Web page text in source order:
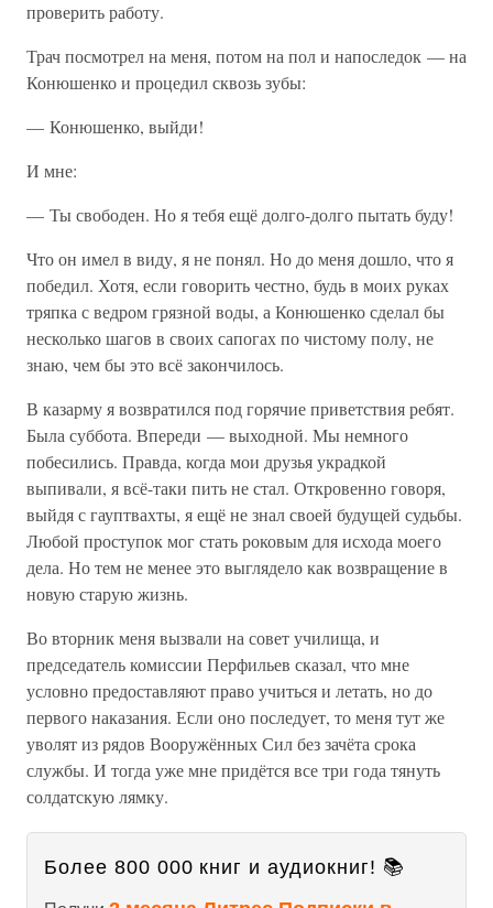
проверить работу.
Трач посмотрел на меня, потом на пол и напоследок — на
Конюшенко и процедил сквозь зубы:
— Конюшенко, выйди!
И мне:
— Ты свободен. Но я тебя ещё долго-долго пытать буду!
Что он имел в виду, я не понял. Но до меня дошло, что я
победил. Хотя, если говорить честно, будь в моих руках
тряпка с ведром грязной воды, а Конюшенко сделал бы
несколько шагов в своих сапогах по чистому полу, не
знаю, чем бы это всё закончилось.
В казарму я возвратился под горячие приветствия ребят.
Была суббота. Впереди — выходной. Мы немного
побесились. Правда, когда мои друзья украдкой
выпивали, я всё-таки пить не стал. Откровенно говоря,
выйдя с гауптвахты, я ещё не знал своей будущей судьбы.
Любой проступок мог стать роковым для исхода моего
дела. Но тем не менее это выглядело как возвращение в
новую старую жизнь.
Во вторник меня вызвали на совет училища, и
председатель комиссии Перфильев сказал, что мне
условно предоставляют право учиться и летать, но до
первого наказания. Если оно последует, то меня тут же
уволят из рядов Вооружённых Сил без зачёта срока
службы. И тогда уже мне придётся все три года тянуть
солдатскую лямку.
Более 800 000 книг и аудиокниг! 📚